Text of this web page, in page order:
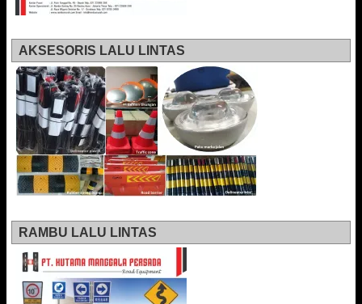
AKSESORIS LALU LINTAS
RAMBU LALU LINTAS